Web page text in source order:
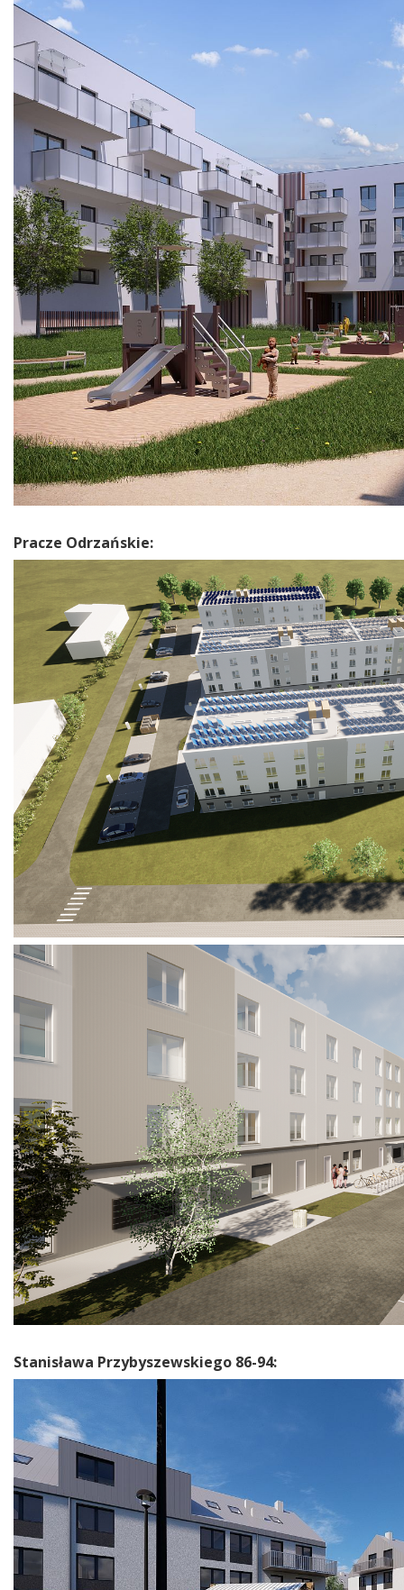
Pracze Odrzańskie:
Stanisława Przybyszewskiego 86-94: